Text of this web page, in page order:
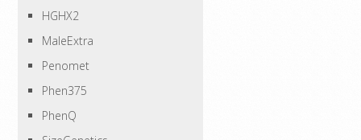
HGHX2
MaleExtra
Penomet
Phen375
PhenQ